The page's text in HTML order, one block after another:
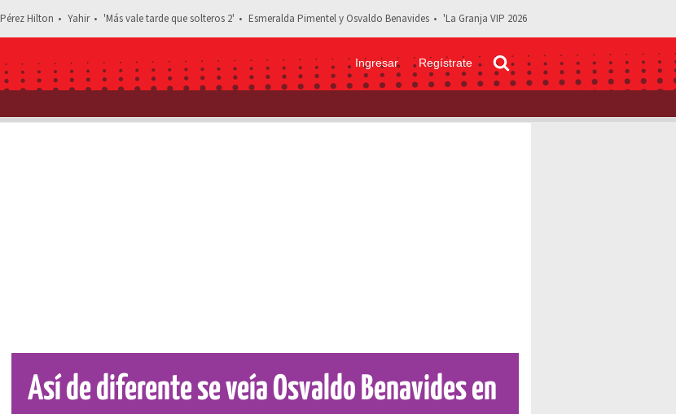
Pérez Hilton Yahir 'Más vale tarde que solteros 2' Esmeralda Pimentel y Osvaldo Benavides 'La Granja VIP 2026
Ingresar Regístrate
Estás leyendo: Así de diferente se veía Osvaldo Benavides en sus primeras telenovelas
Así de diferente se veía Osvaldo Benavides en